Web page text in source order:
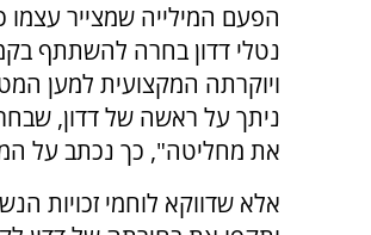
הפעם המילייה שמצייר עצמו
נטלי דדון בחרה להשתתף
ויוקרתה המקצועית למען
ניתך על ראשה של דדון,
את מחליטה", כך נכתב על
אלא שדווקא לוחמי זכויות